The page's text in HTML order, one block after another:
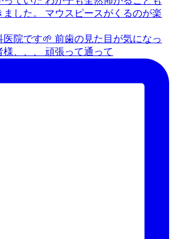
院です🌱 前歯の見た目が気になっ
、、、 頑張って通って